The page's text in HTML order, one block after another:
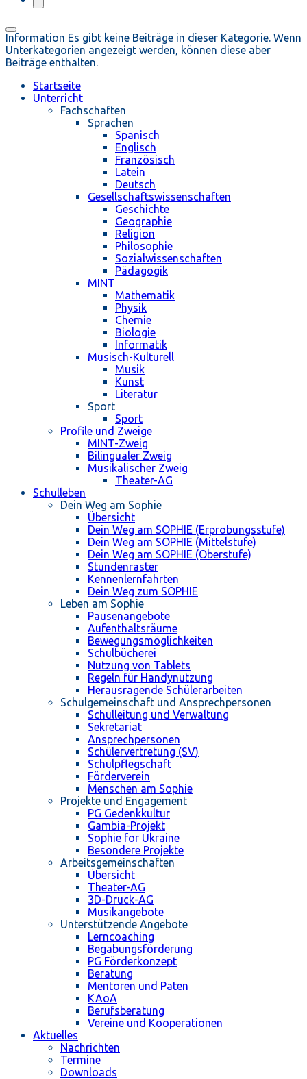
Information Es gibt keine Beiträge in dieser Kategorie. Wenn
Unterkategorien angezeigt werden, können diese aber
Beiträge enthalten.
Startseite
Unterricht
Fachschaften
Sprachen
Spanisch
Englisch
Französisch
Latein
Deutsch
Gesellschaftswissenschaften
Geschichte
Geographie
Religion
Philosophie
Sozialwissenschaften
Pädagogik
MINT
Mathematik
Physik
Chemie
Biologie
Informatik
Musisch-Kulturell
Musik
Kunst
Literatur
Sport
Sport
Profile und Zweige
MINT-Zweig
Bilingualer Zweig
Musikalischer Zweig
Theater-AG
Schulleben
Dein Weg am Sophie
Übersicht
Dein Weg am SOPHIE (Erprobungsstufe)
Dein Weg am SOPHIE (Mittelstufe)
Dein Weg am SOPHIE (Oberstufe)
Stundenraster
Kennenlernfahrten
Dein Weg zum SOPHIE
Leben am Sophie
Pausenangebote
Aufenthaltsräume
Bewegungsmöglichkeiten
Schulbücherei
Nutzung von Tablets
Regeln für Handynutzung
Herausragende Schülerarbeiten
Schulgemeinschaft und Ansprechpersonen
Schulleitung und Verwaltung
Sekretariat
Ansprechpersonen
Schülervertretung (SV)
Schulpflegschaft
Förderverein
Menschen am Sophie
Projekte und Engagement
PG Gedenkkultur
Gambia-Projekt
Sophie for Ukraine
Besondere Projekte
Arbeitsgemeinschaften
Übersicht
Theater-AG
3D-Druck-AG
Musikangebote
Unterstützende Angebote
Lerncoaching
Begabungsförderung
PG Förderkonzept
Beratung
Mentoren und Paten
KAoA
Berufsberatung
Vereine und Kooperationen
Aktuelles
Nachrichten
Termine
Downloads